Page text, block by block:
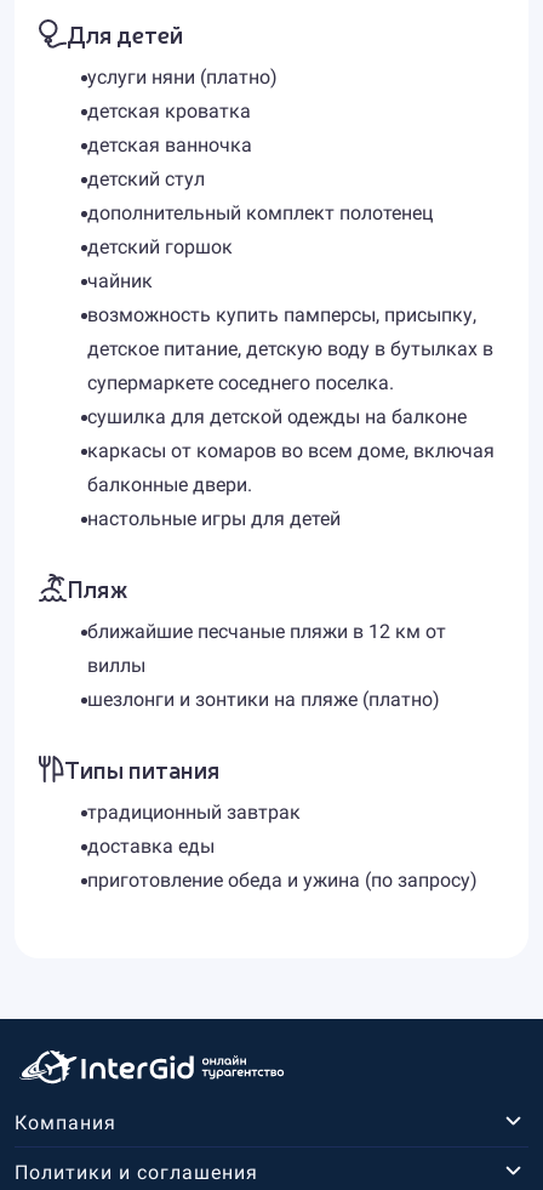
Для детей
услуги няни (платно)
детская кроватка
детская ванночка
детский стул
дополнительный комплект полотенец
детский горшок
чайник
возможность купить памперсы, присыпку,
детское питание, детскую воду в бутылках в
супермаркете соседнего поселка.
сушилка для детской одежды на балконе
каркасы от комаров во всем доме, включая
балконные двери.
настольные игры для детей
Пляж
ближайшие песчаные пляжи в 12 км от
виллы
шезлонги и зонтики на пляже (платно)
Типы питания
традиционный завтрак
доставка еды
приготовление обеда и ужина (по запросу)
Компания
Политики и соглашения